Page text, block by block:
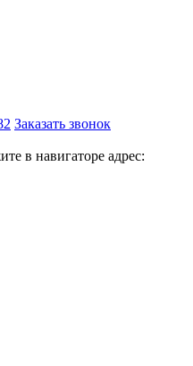
Заказать звонок
в навигаторе адрес: